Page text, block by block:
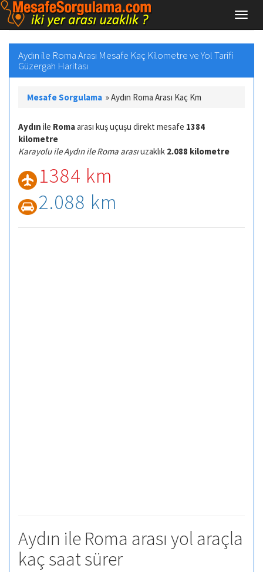
Aydın ile Roma Arası Mesafe Kaç Kilometre ve Yol Tarifi
Güzergah Haritası
Mesafe Sorgulama »Aydın Roma Arası Kaç Km
Aydın ile Romaarası kuş uçuşu direkt mesafe 1384
kilometre
Karayolu ile Aydın ile Roma arasıuzaklık 2.088 kilometre
1384 km
2.088 km
Aydın ile Roma arası yol araçla
kaç saat sürer